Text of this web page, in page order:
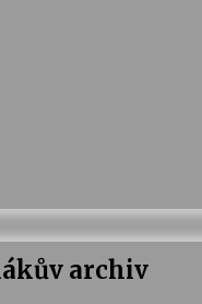
archiv